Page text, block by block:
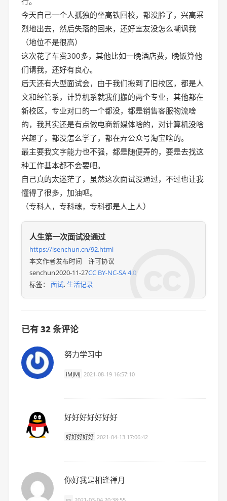
今天自己一个人孤独的坐高铁回校，都没脸了，兴高采
烈地出去，然后失落的回来，还好室友没怎么嘲讽我
（地位不是很高）
这次花了车费300多，其他比如一晚酒店费，晚饭算他
们请我，还好有良心。
后天还有大型面试会，由于我们搬到了旧校区，都是人
文和经管系，计算机系就我们搬的两个专业，其他都在
新校区，专业对口的一个都没，都是销售客服物流啥
的，我其实还是有点做电商新媒体啥的，对计算机没啥
兴趣了，都没怎么学了，都在弄公众号淘宝啥的。
最主要我文字能力也不强，都是随便弄的，要是去找这
种工作基本都不会要吧。
自己真的太迷茫了，虽然这次面试没通过，不过也让我
懂得了很多，加油吧。
（专科人，专科魂，专科都是人上人）
人生第一次面试没通过
https://isenchun.cn/92.html
本文作者
senchun
发布时间
2020-11-27
许可协议
CC BY-NC-SA 4.0
标签： 面试, 生活记录
已有 32 条评论
努力学习中
iMJMJ 2021-08-19 16:57:10
好好好好好好好
好好好好好 2021-04-13 17:06:42
你好我是相逢禅月
gs 2021-03-04 20:38:55